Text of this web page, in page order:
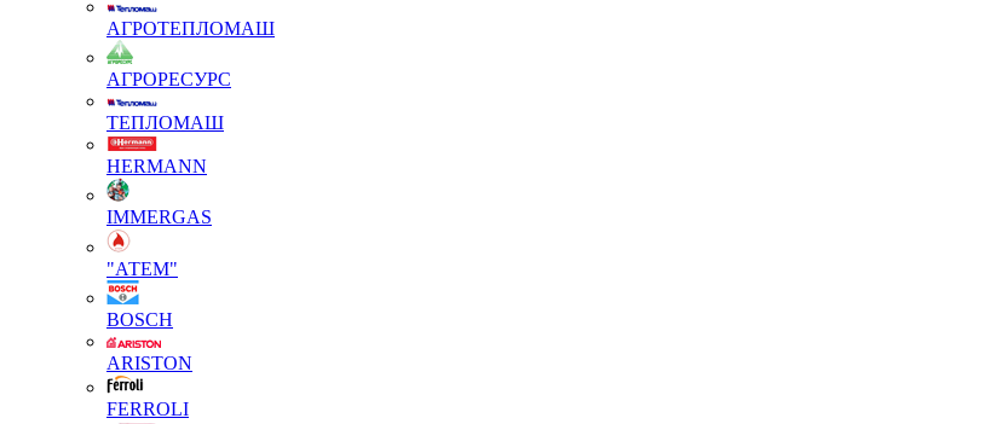
АГРОТЕПЛОМАШ
АГРОРЕСУРС
ТЕПЛОМАШ
HERMANN
IMMERGAS
"АТЕМ"
BOSCH
ARISTON
FERROLI